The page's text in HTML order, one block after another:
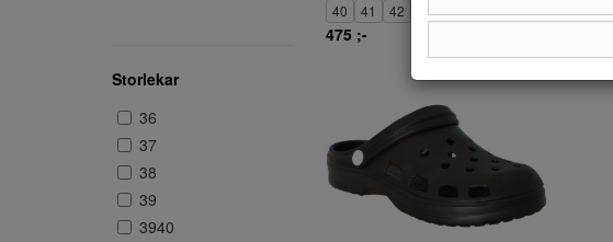
Storlekar
36
37
38
39
3940
40 41 42 43 45 46
475 ;-